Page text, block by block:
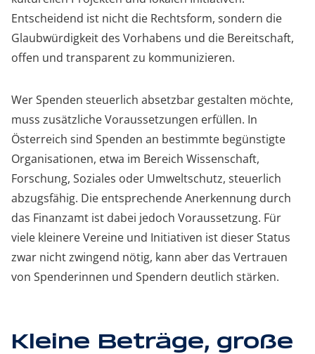
Entscheidend ist nicht die Rechtsform, sondern die
Glaubwürdigkeit des Vorhabens und die Bereitschaft,
offen und transparent zu kommunizieren.
Wer Spenden steuerlich absetzbar gestalten möchte,
muss zusätzliche Voraussetzungen erfüllen. In
Österreich sind Spenden an bestimmte begünstigte
Organisationen, etwa im Bereich Wissenschaft,
Forschung, Soziales oder Umweltschutz, steuerlich
abzugsfähig. Die entsprechende Anerkennung durch
das Finanzamt ist dabei jedoch Voraussetzung. Für
viele kleinere Vereine und Initiativen ist dieser Status
zwar nicht zwingend nötig, kann aber das Vertrauen
von Spenderinnen und Spendern deutlich stärken.
Kleine Beträge, große